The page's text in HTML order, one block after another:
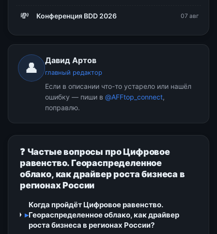
💸 Конференция BDD 2026 07 авг
👤 Давид Артов
главный редактор
Если в описании что-то устарело или нашёл
ошибку — пиши в @AFFtop_connect,
поправлю.
❓ Частые вопросы про Цифровое
равенство. Геораспределенное
облако, как драйвер роста бизнеса в
регионах России
▸
Когда пройдёт Цифровое равенство.
Геораспределенное облако, как драйвер
роста бизнеса в регионах России?